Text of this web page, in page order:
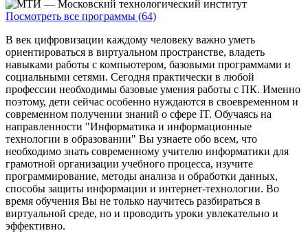
Посмотреть все программы (64)
В век цифровизации каждому человеку важно уметь
ориентироваться в виртуальном пространстве, владеть
навыками работы с компьютером, базовыми программами и
социальными сетями. Сегодня практически в любой
профессии необходимы базовые умения работы с ПК. Именно
поэтому, дети сейчас особенно нуждаются в своевременном и
современном получении знаний о сфере IT. Обучаясь на
направленности "Информатика и информационные
технологии в образовании" Вы узнаете обо всем, что
необходимо знать современному учителю информатики для
грамотной организации учебного процесса, изучите
программирование, методы анализа и обработки данных,
способы защиты информации и интернет-технологии. Во
время обучения Вы не только научитесь разбираться в
виртуальной среде, но и проводить уроки увлекательно и
эффективно.